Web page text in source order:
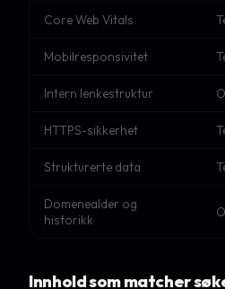
Core Web Vitals
Mobilresponsivitet
Intern lenkestruktur
HTTPS-sikkerhet
Strukturerte data
Domenealder og
historikk
Innhold som matcher